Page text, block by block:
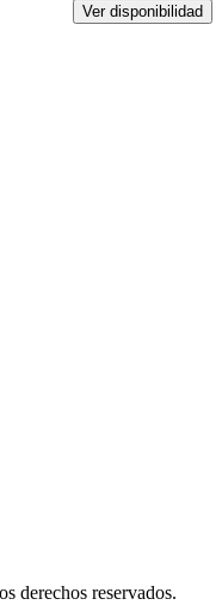
Ver disponibilidad
derechos reservados.